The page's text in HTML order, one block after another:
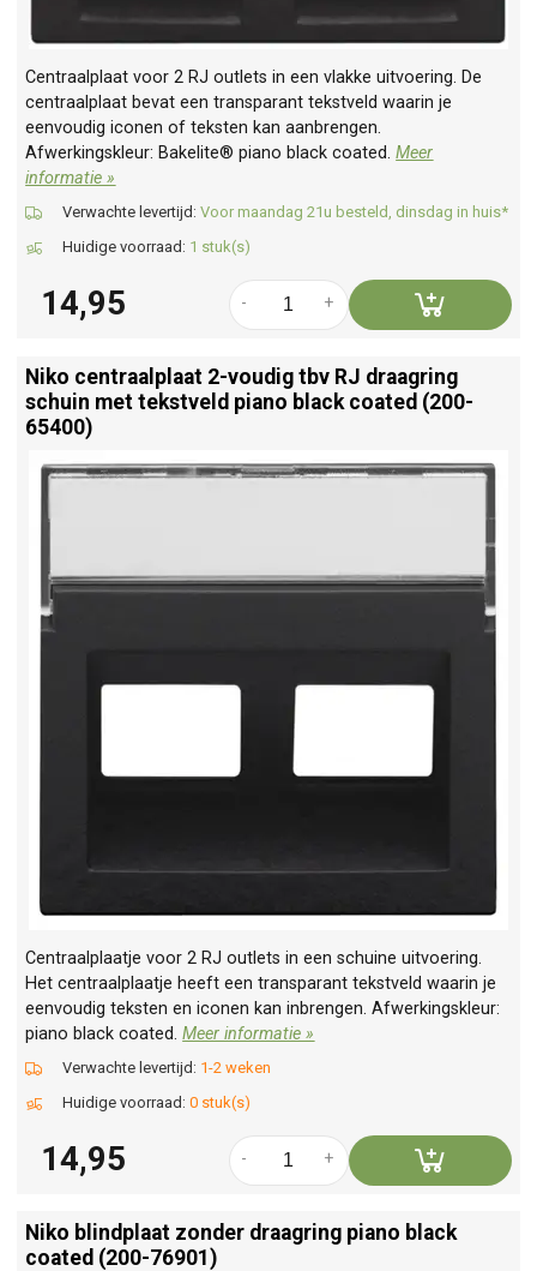
Centraalplaat voor 2 RJ outlets in een vlakke uitvoering. De
centraalplaat bevat een transparant tekstveld waarin je
eenvoudig iconen of teksten kan aanbrengen.
Afwerkingskleur: Bakelite® piano black coated.Meer
informatie »
Verwachte levertijd: Voor maandag 21u besteld, dinsdag in huis*
Huidige voorraad: 1 stuk(s)
14,95 +
-
Niko centraalplaat 2-voudig tbv RJ draagring
schuin met tekstveld piano black coated (200-
65400)
Centraalplaatje voor 2 RJ outlets in een schuine uitvoering.
Het centraalplaatje heeft een transparant tekstveld waarin je
eenvoudig teksten en iconen kan inbrengen. Afwerkingskleur:
piano black coated.Meer informatie »
Verwachte levertijd: 1-2 weken
Huidige voorraad: 0 stuk(s)
14,95 +
-
Niko blindplaat zonder draagring piano black
coated (200-76901)